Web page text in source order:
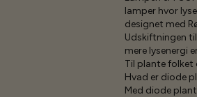
lamper hvor
designet med
Udskiftningen
mere lysenergi
Til plante folket
Hvad er diode
Med diode